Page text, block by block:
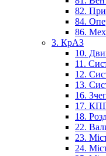
82.
84.
86.
3. КрАЗ
10.
11.
12.
13.
16.
17.
18.
22.
23.
24.